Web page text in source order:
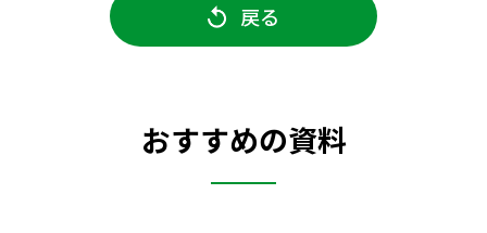
戻る
おすすめの資料